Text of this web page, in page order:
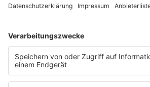
Sound of Saarland
Live & Laut
Story
Fakten